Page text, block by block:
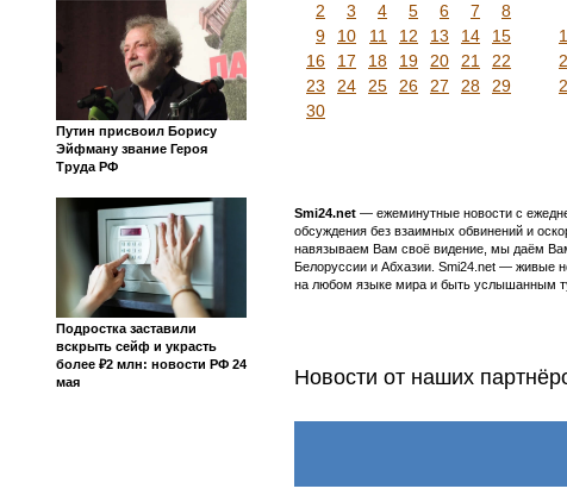
Путин присвоил Борису
Эйфману звание Героя
Труда РФ
Подростка заставили
вскрыть сейф и украсть
более ₽2 млн: новости РФ 24
мая
2
3 4 5 6 7
8
9
10 11 12 13 14
15
16
17 18 19 20 21
22
23
24 25 26 27 28
29
30
Smi24.net — ежеминутные новости с
обсуждения без взаимных обвинений и
навязываем Вам своё видение, мы даём
Белоруссии и Абхазии. Smi24.net — живые
на любом языке мира и быть услышанным
Новости от наших